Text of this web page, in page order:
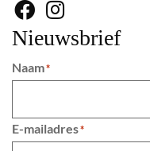
Nieuwsbrief
Naam*
E-mailadres*